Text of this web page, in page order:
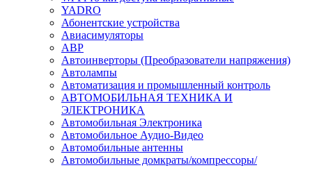
YADRO
Абонентские устройства
Авиасимуляторы
АВР
Автоинверторы (Преобразователи напряжения)
Автолампы
Автоматизация и промышленный контроль
АВТОМОБИЛЬНАЯ ТЕХНИКА И
ЭЛЕКТРОНИКА
Автомобильная Электроника
Автомобильное Аудио-Видео
Автомобильные антенны
Автомобильные домкраты/компрессоры/